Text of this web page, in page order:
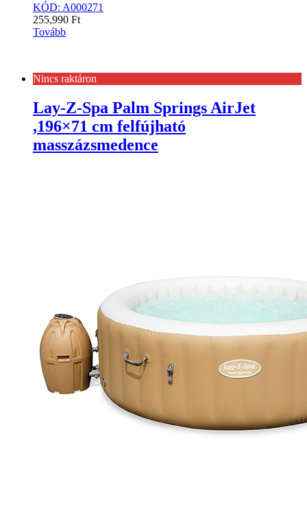
KÓD: A000271
255,990 Ft
Tovább
Nincs raktáron
Lay-Z-Spa Palm Springs AirJet
,196×71 cm felfújható
masszázsmedence